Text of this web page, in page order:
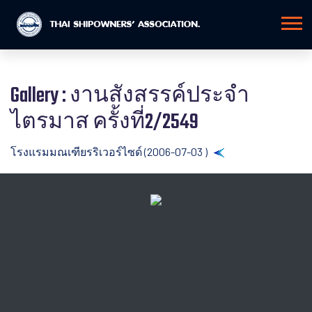
Gallery : งานสังสรรค์ประจำ
ไตรมาส ครั้งที่2/2549
โรงแรมมณเฑียรริเวอร์ไซด์ (2006-07-03 )